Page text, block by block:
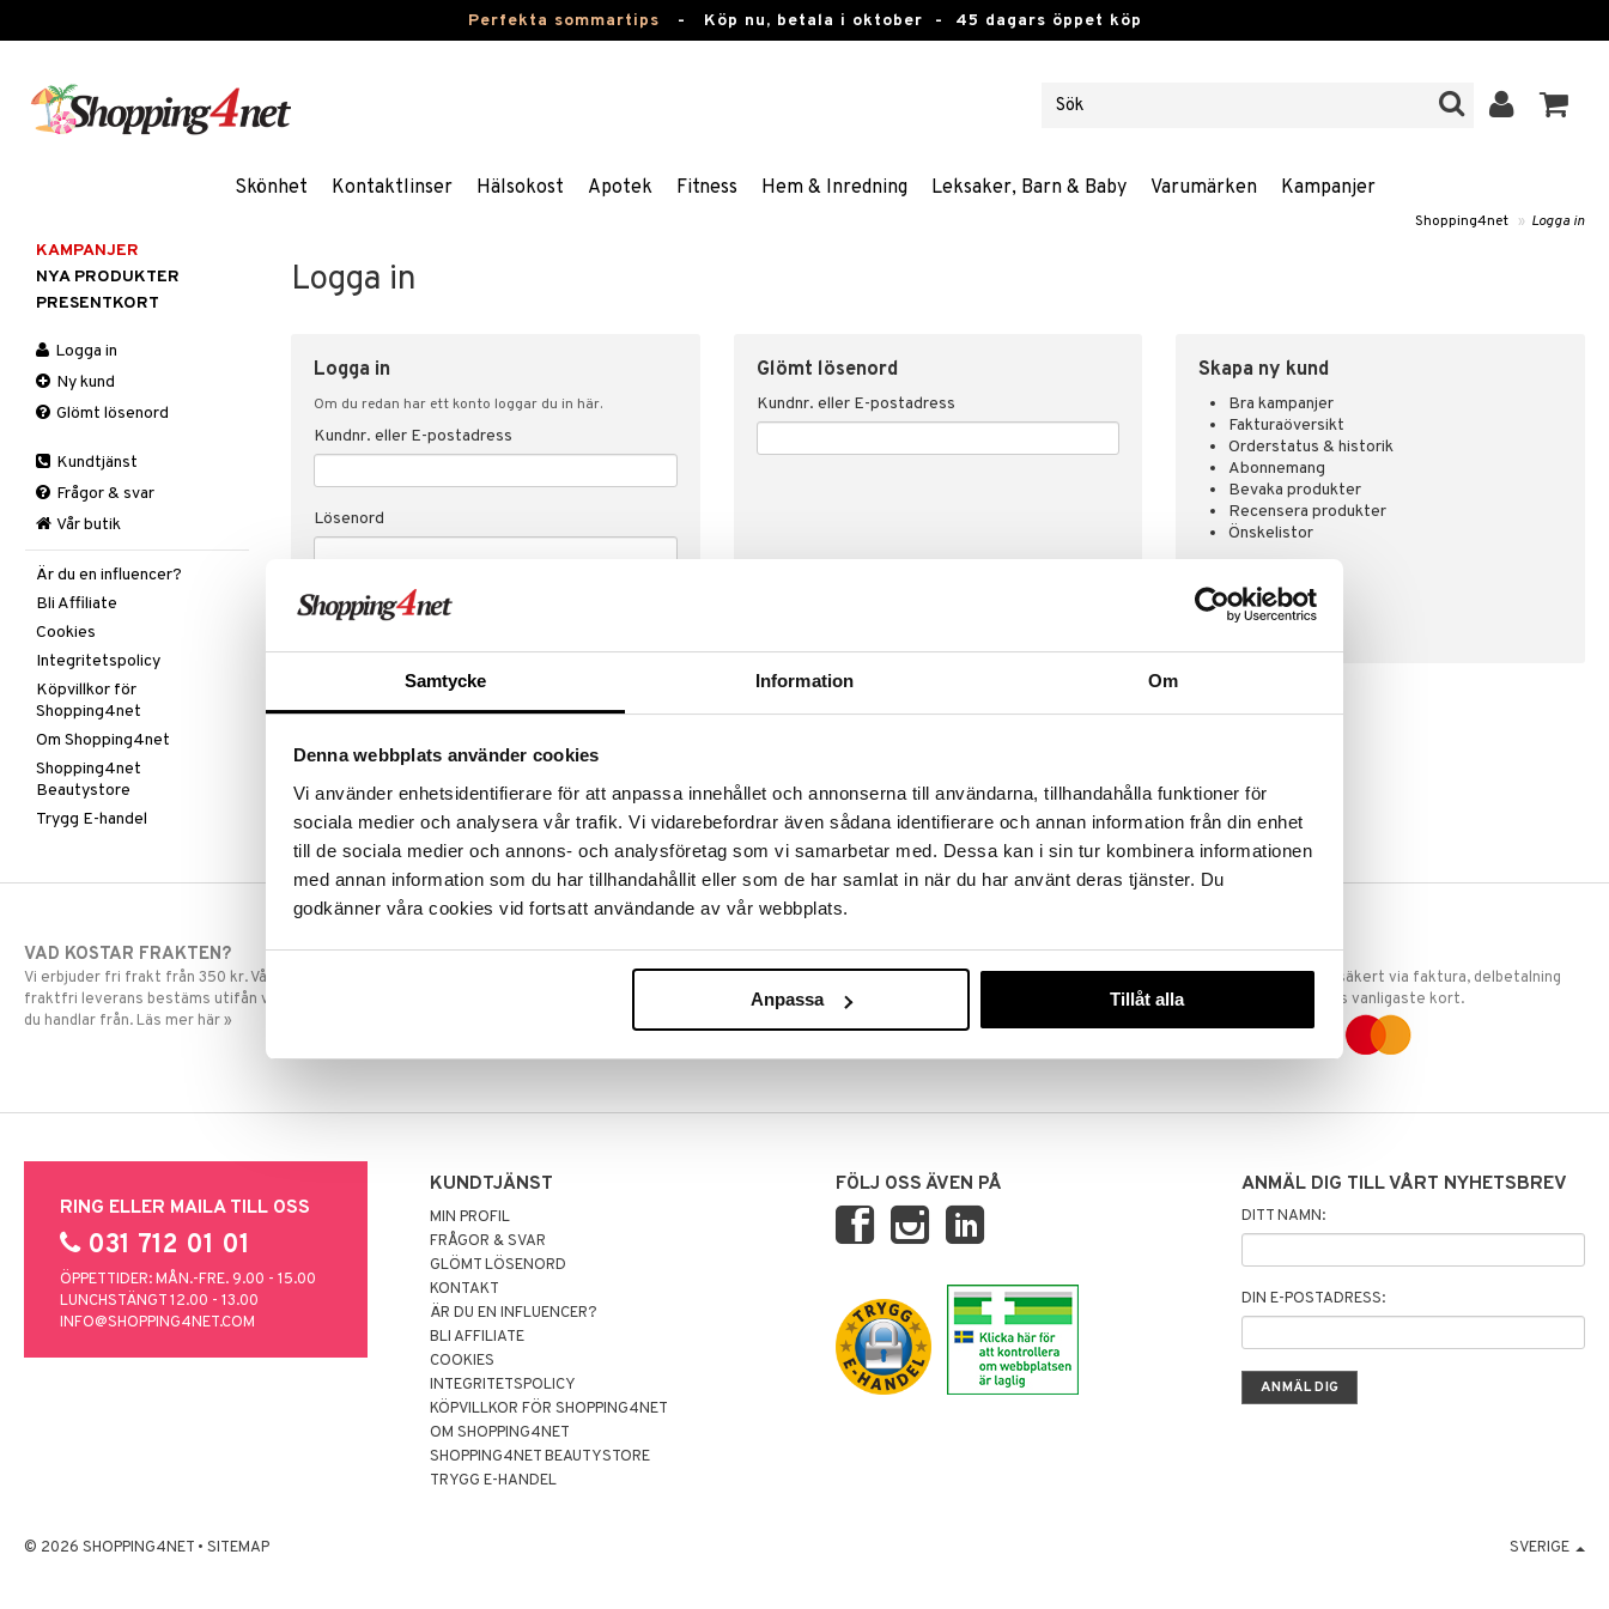
Samtycke Information Om
Denna webbplats använder cookies
Vi använder enhetsidentifierare för att anpassa innehållet och annonserna till användarna, tillhandahålla funktioner för
sociala medier och analysera vår trafik. Vi vidarebefordrar även sådana identifierare och annan information från din enhet
till de sociala medier och annons- och analysföretag som vi samarbetar med. Dessa kan i sin tur kombinera informationen
med annan information som du har tillhandahållit eller som de har samlat in när du har använt deras tjänster. Du
godkänner våra cookies vid fortsatt användande av vår webbplats.
Anpassa Tillåt alla
Perfekta sommartips - Köp nu, betala i oktober - 45 dagars öppet köp
Skönhet Kontaktlinser Hälsokost Apotek Fitness Hem & Inredning Leksaker, Barn & Baby Varumärken Kampanjer
Shopping4net » Logga in
Logga in
Logga in
Om du redan har ett konto loggar du in här.
Kundnr. eller E-postadress
Lösenord
Glömt lösenord
Kundnr. eller E-postadress
Skapa ny kund
Bra kampanjer
Fakturaöversikt
Orderstatus & historik
Abonnemang
Bevaka produkter
Recensera produkter
Önskelistor
SKAPA KUND
KAMPANJER
NYA PRODUKTER
PRESENTKORT
Logga in
Ny kund
Glömt lösenord
Kundtjänst
Frågor & svar
Vår butik
Är du en influencer?
Bli Affiliate
Cookies
Integritetspolicy
Köpvillkor för
Shopping4net
Om Shopping4net
Shopping4net
Beautystore
Trygg E-handel
VAD KOSTAR FRAKTEN?
Vi erbjuder fri frakt från 350 kr. Vår gräns för
fraktfri leverans bestäms utifån vilken avdelning
du handlar från. Läs mer här »
SNABBA LEVERANSER
Beställningar lagda före 14:00 (gäller varor i lager)
GODKÄND AV LÄKEMEDELSVERKET
EU-logotypen är symbolen som visar att vi är
godkända av Läkemedelsverket gällande
TRYGGA KÖP
Handla tryggt & säkert via faktura, delbetalning
eller marknadens vanligaste kort.
RING ELLER MAILA TILL OSS
031 712 01 01
ÖPPETTIDER: MÅN.-FRE. 9.00 - 15.00
LUNCHSTÄNGT 12.00 - 13.00
INFO@SHOPPING4NET.COM
KUNDTJÄNST
MIN PROFIL
FRÅGOR & SVAR
GLÖMT LÖSENORD
KONTAKT
ÄR DU EN INFLUENCER?
BLI AFFILIATE
COOKIES
INTEGRITETSPOLICY
KÖPVILLKOR FÖR SHOPPING4NET
OM SHOPPING4NET
SHOPPING4NET BEAUTYSTORE
TRYGG E-HANDEL
FÖLJ OSS ÄVEN PÅ ANMÄL DIG TILL VÅRT NYHETSBREV
DITT NAMN:
DIN E-POSTADRESS:
© 2026 SHOPPING4NET • SITEMAP SVERIGE